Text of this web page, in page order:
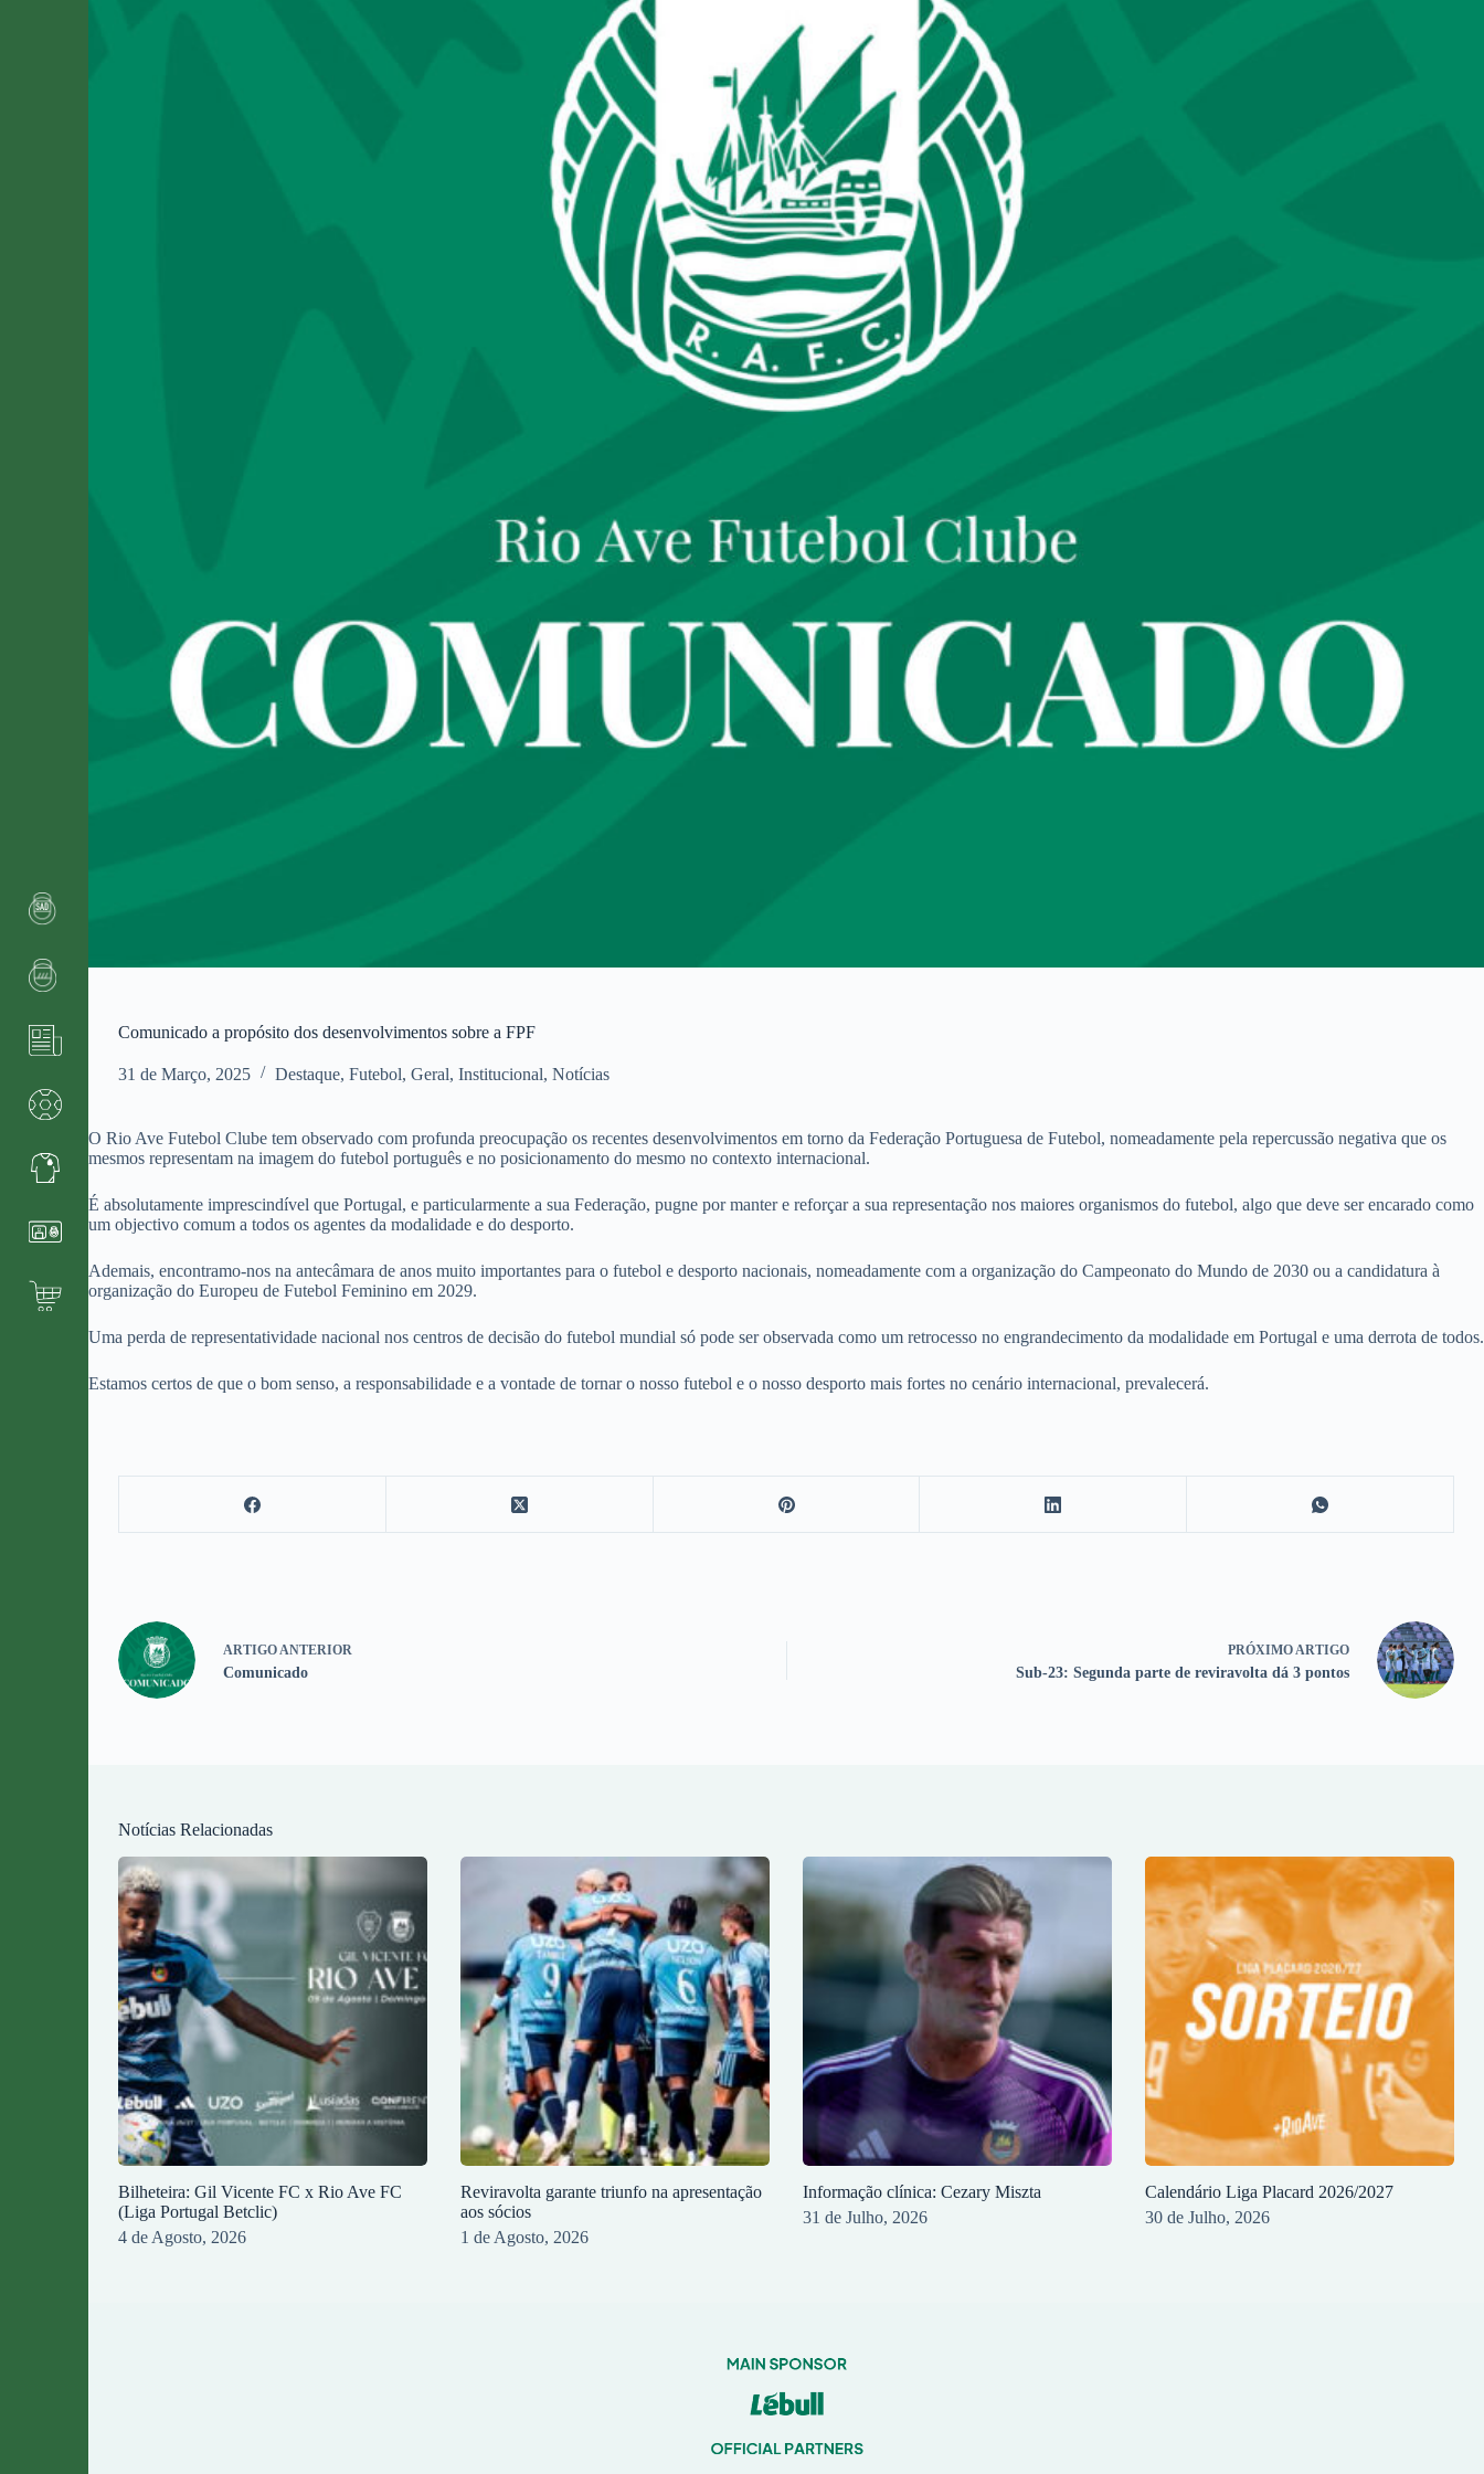
Comunicado a propósito dos desenvolvimentos sobre a FPF
31 de Março, 2025 Destaque,Futebol,Geral,Institucional,Notícias
O Rio Ave Futebol Clube tem observado com profunda preocupação os recentes desenvolvimentos em torno da Federação Portuguesa de Futebol, nomeadamente pela repercussão negativa que os
mesmos representam na imagem do futebol português e no posicionamento do mesmo no contexto internacional.
É absolutamente imprescindível que Portugal, e particularmente a sua Federação, pugne por manter e reforçar a sua representação nos maiores organismos do futebol, algo que deve ser encarado como
um objectivo comum a todos os agentes da modalidade e do desporto.
Ademais, encontramo-nos na antecâmara de anos muito importantes para o futebol e desporto nacionais, nomeadamente com a organização do Campeonato do Mundo de 2030 ou a candidatura à
organização do Europeu de Futebol Feminino em 2029.
Uma perda de representatividade nacional nos centros de decisão do futebol mundial só pode ser observada como um retrocesso no engrandecimento da modalidade em Portugal e uma derrota de todos.
Estamos certos de que o bom senso, a responsabilidade e a vontade de tornar o nosso futebol e o nosso desporto mais fortes no cenário internacional, prevalecerá.
ARTIGO ANTERIOR
Comunicado
PRÓXIMO ARTIGO
Sub-23: Segunda parte de reviravolta dá 3 pontos
Notícias Relacionadas
Bilheteira: Gil Vicente FC x Rio Ave FC
(Liga Portugal Betclic)
4 de Agosto, 2026
Reviravolta garante triunfo na apresentação
aos sócios
1 de Agosto, 2026
Informação clínica: Cezary Miszta
31 de Julho, 2026
Calendário Liga Placard 2026/2027
30 de Julho, 2026